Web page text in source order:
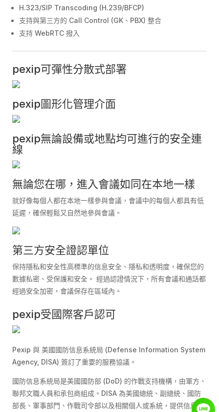
H.323/SIP Transcoding (H.239/BFCP)
支持與第三方的 Call Control (GK、PBX) 整合
支持 WebRTC 撥入
pexip可彈性分散式部署
pexip圖形化管理介面
pexip無論設備或地點均可進行的安全連
線
無論您在哪，進入會議如同在本地一樣
就好像每個人都在本地一樣參與會議，會議中的每個人都具有低
延遲，確保輕鬆又自然地參與會議。
第三方安全證認單位
保持隱私和安全性高標準的信息安全、隱私和透明度，確保您的
數據私密、受保護和安全。 經過認證情況下，所有會議和通話都
經過安全加密，會議保存在區域內。
pexip受國際客戶認可
Pexip 與 美國國防信息系統局 (Defense Information System
Agency, DISA) 簽訂了重要的服務協議。
國防信息系統局是美國國防部 (DoD) 的作戰支持機構，由軍方、
聯邦文職人員和承包商組成。DISA 為美國總統、副總統、國防
部長、軍事部門、作戰司令部以及相關個人或系統，提供信息技